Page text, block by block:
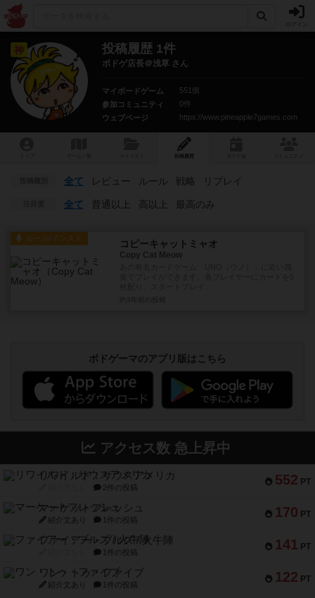
ログイン
神 投稿履歴 1件
ボドゲ店長＠浅草 さん
マイボードゲーム
551個
参加コミュニティ
0件
ウェブページ
https://www.pineapple7games.com
投稿履歴
全て レビュー ルール 戦略 リプレイ
全て 普通以上 高以上 最高のみ
ルール/インスト コピーキャットミャオ
Copy Cat Meow
ボドゲーマのアプリ版はこちら
アクセス数 急上昇中
552 PT
リワイルド：サウスアメリカ
2件の投稿
170 PT
マーケットフレッシュ
紹介文あり 1件の投稿
141 PT
ファイアー・ブルズ / 火牛陣
1件の投稿
122 PT
ワン・トゥ・ファイブ
紹介文あり 1件の投稿